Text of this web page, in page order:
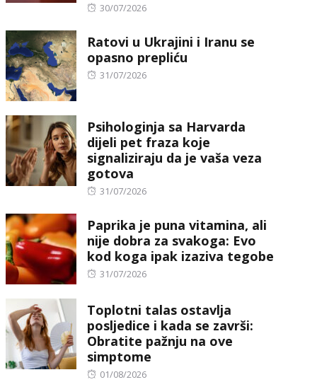
Posted
30/07/2026
Ratovi u Ukrajini i Iranu se
opasno prepliću
Posted
31/07/2026
Psihologinja sa Harvarda
dijeli pet fraza koje
signaliziraju da je vaša veza
gotova
Posted
31/07/2026
Paprika je puna vitamina, ali
nije dobra za svakoga: Evo
kod koga ipak izaziva tegobe
Posted
31/07/2026
Toplotni talas ostavlja
posljedice i kada se završi:
Obratite pažnju na ove
simptome
Posted
01/08/2026